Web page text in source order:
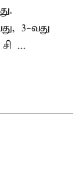
3-வது
...